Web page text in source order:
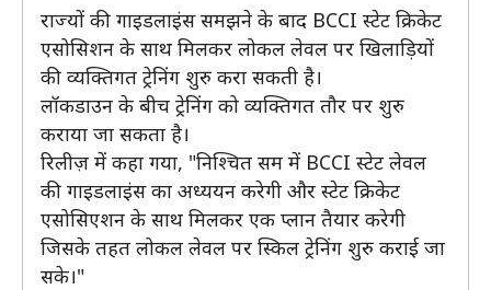
राज्यों की गाइडलाइंस समझने के बाद BCCI स्टेट क्रिकेट
एसोसिशन के साथ मिलकर लोकल लेवल पर खिलाड़ियों
की व्यक्तिगत ट्रेनिंग शुरु करा सकती है।
लॉकडाउन के बीच ट्रेनिंग को व्यक्तिगत तौर पर शुरु
कराया जा सकता है।
रिलीज़ में कहा गया, "निश्चित सम में BCCI स्टेट लेवल
की गाइडलाइंस का अध्ययन करेगी और स्टेट क्रिकेट
एसोसिएशन के साथ मिलकर एक प्लान तैयार करेगी
जिसके तहत लोकल लेवल पर स्किल ट्रेनिंग शुरु कराई जा
सके।"